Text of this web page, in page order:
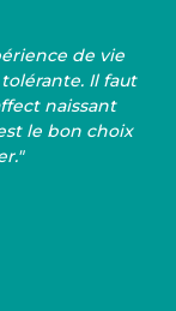
de vie
Il faut
naissant
le bon choix